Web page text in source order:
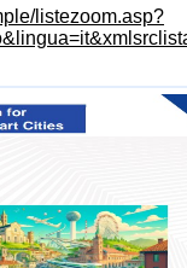
listezoom.asp?